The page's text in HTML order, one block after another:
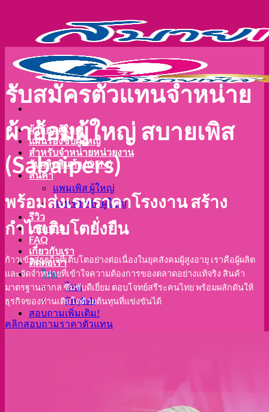
เนื้อหา
ผ้าอ้อมผู้ใหญ่
แผ่นรองซับผู้ใหญ่
สำหรับจำหน่ายหน่วยงาน
รับผลิตสินค้า (OEM)
สินค้า
แพมเพิส ผู้ใหญ่
แผ่นรองซับ ผู้ใหญ่
รีวิว
บทความ
FAQ
เกี่ยวกับเรา
ติดต่อเรา
ไทย
ไทย
English
สอบถามเพิ่มเติม!
รับสมัครตัวแทนจำหน่าย
ผ้าอ้อมผู้ใหญ่ สบายเพิส
(Sabaipers)
พร้อมส่งเรทราคาโรงงาน สร้าง
กำไรเติบโตยั่งยืน
ก้าวเข้าสู่ธุรกิจที่เติบโตอย่างต่อเนื่องในยุคสังคมผู้สูงอายุ เราคือผู้ผลิต
และจัดจำหน่ายที่เข้าใจความต้องการของตลาดอย่างแท้จริง สินค้า
มาตรฐานสากล ซึมซับดีเยี่ยม ตอบโจทย์สรีระคนไทย พร้อมผลักดันให้
ธุรกิจของท่านเติบโตด้วยต้นทุนที่แข่งขันได้
คลิกสอบถามราคาตัวแทน